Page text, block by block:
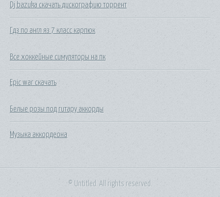
Dj bazuka скачать дискографию торрент
Гдз по англ яз 7 класс карпюк
Все хоккейные симуляторы на пк
Epic war скачать
Белые розы под гитару аккорды
Музыка аккордеона
© Untitled. All rights reserved.